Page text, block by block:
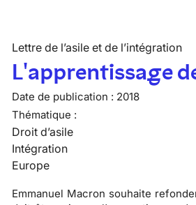
Lettre de l’asile et de l’intégration
L'apprentissage
Date de publication : 2018
Thématique :
Droit d’asile
Intégration
Europe
Emmanuel Macron souhaite